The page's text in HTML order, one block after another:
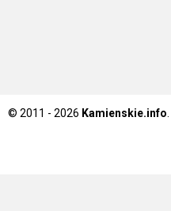
© 2011 - 2026 Kamienskie.info